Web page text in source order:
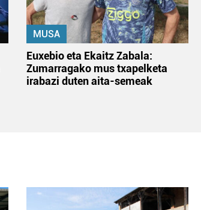
MUSA
Euxebio eta Ekaitz Zabala:
Zumarragako mus txapelketa
irabazi duten aita-semeak